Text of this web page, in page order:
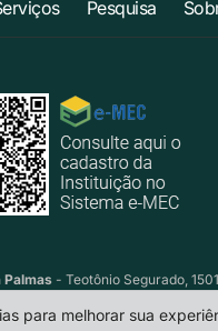
Pesquisa
Palmas- Teotônio Segurado,
para melhorar sua